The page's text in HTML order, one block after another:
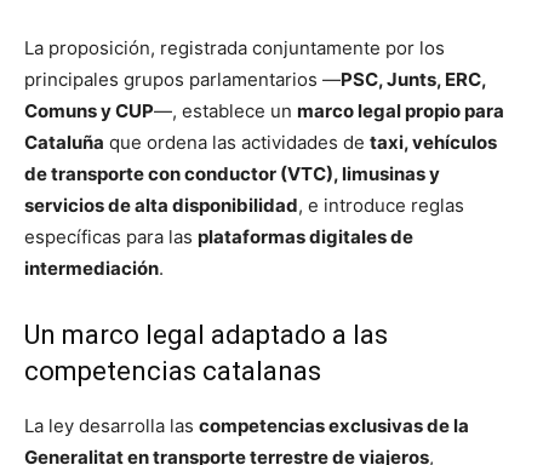
La proposición, registrada conjuntamente por los
principales grupos parlamentarios —PSC, Junts, ERC,
Comuns y CUP—, establece un marco legal propio para
Cataluña que ordena las actividades de taxi, vehículos
de transporte con conductor (VTC), limusinas y
servicios de alta disponibilidad, e introduce reglas
específicas para las plataformas digitales de
intermediación.
Un marco legal adaptado a las
competencias catalanas
La ley desarrolla las competencias exclusivas de la
Generalitat en transporte terrestre de viajeros,